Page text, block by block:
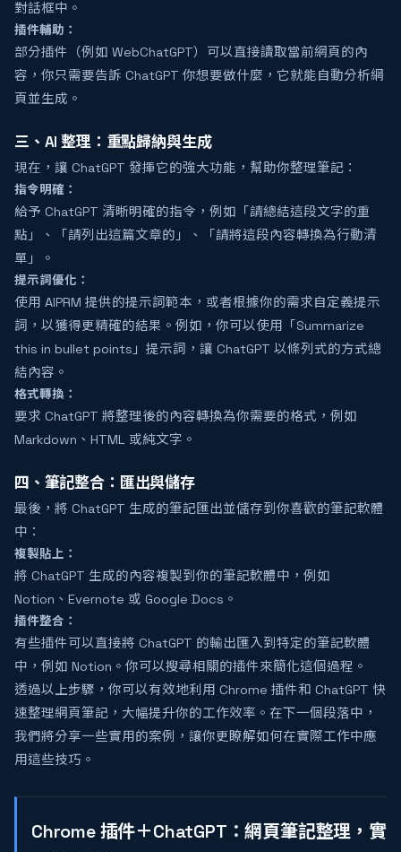
對話框中。
插件輔助：
部分插件（例如 WebChatGPT）可以直接讀取當前網頁的內
容，你只需要告訴 ChatGPT 你想要做什麼，它就能自動分析網
頁並生成。
三、AI 整理：重點歸納與生成
現在，讓 ChatGPT 發揮它的強大功能，幫助你整理筆記：
指令明確：
給予 ChatGPT 清晰明確的指令，例如「請總結這段文字的重
點」、「請列出這篇文章的」、「請將這段內容轉換為行動清
單」。
提示詞優化：
使用 AIPRM 提供的提示詞範本，或者根據你的需求自定義提示
詞，以獲得更精確的結果。例如，你可以使用「Summarize
this in bullet points」提示詞，讓 ChatGPT 以條列式的方式總
結內容。
格式轉換：
要求 ChatGPT 將整理後的內容轉換為你需要的格式，例如
Markdown、HTML 或純文字。
四、筆記整合：匯出與儲存
最後，將 ChatGPT 生成的筆記匯出並儲存到你喜歡的筆記軟體
中：
複製貼上：
將 ChatGPT 生成的內容複製到你的筆記軟體中，例如
Notion、Evernote 或 Google Docs。
插件整合：
有些插件可以直接將 ChatGPT 的輸出匯入到特定的筆記軟體
中，例如 Notion。你可以搜尋相關的插件來簡化這個過程。
透過以上步驟，你可以有效地利用 Chrome 插件和 ChatGPT 快
速整理網頁筆記，大幅提升你的工作效率。在下一個段落中，
我們將分享一些實用的案例，讓你更瞭解如何在實際工作中應
用這些技巧。
Chrome 插件＋ChatGPT：網頁筆記整理，實